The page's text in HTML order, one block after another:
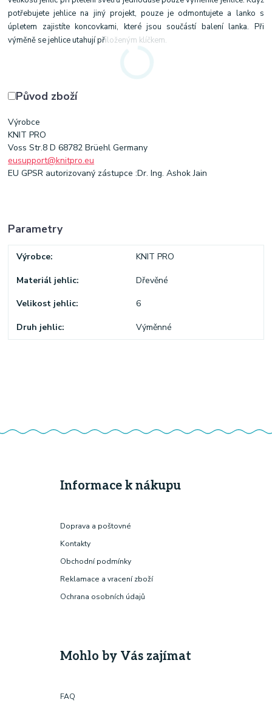
potřebujete jehlice na jiný projekt, pouze je odmontujete a lanko s
úpletem zajistíte koncovkami, které jsou součástí balení lanka. Při
výměně se jehlice utahují přiloženým klíčkem.
Původ zboží
Výrobce
KNIT PRO
Voss Str.8 D 68782 Brüehl Germany
eusupport@knitpro.eu
EU GPSR autorizovaný zástupce :Dr. Ing. Ashok Jain
Parametry
Výrobce KNIT PRO
Materiál jehlic Dřevěné
Velikost jehlic 6
Druh jehlic Výměnné
Informace k nákupu
Doprava a poštovné
Kontakty
Obchodní podmínky
Reklamace a vracení zboží
Ochrana osobních údajů
Mohlo by Vás zajímat
FAQ